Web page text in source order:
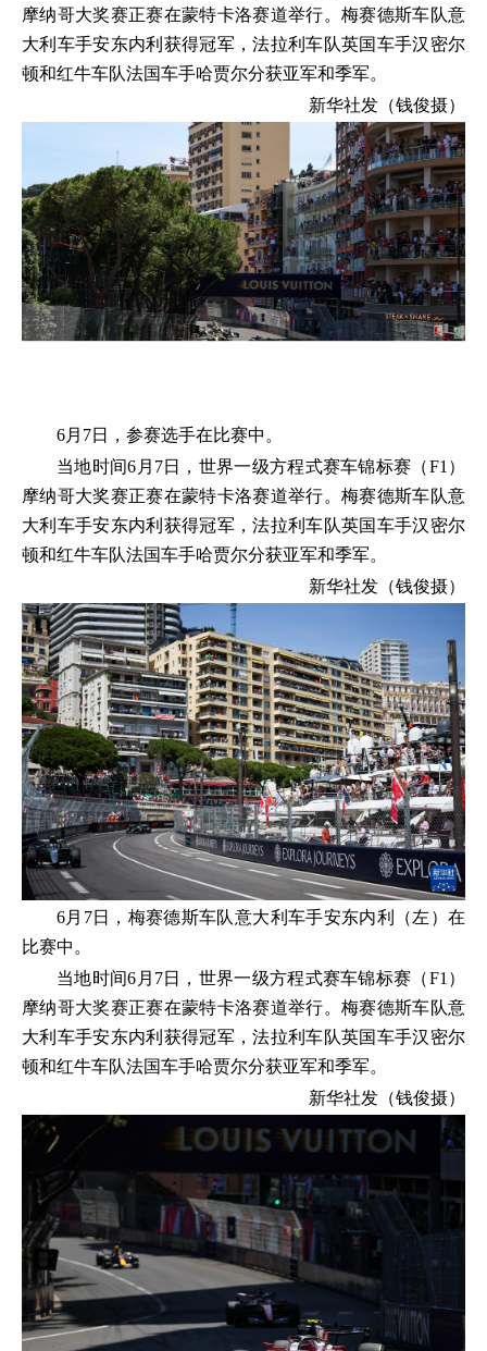
摩纳哥大奖赛正赛在蒙特卡洛赛道举行。梅赛德斯车队意
大利车手安东内利获得冠军，法拉利车队英国车手汉密尔
顿和红牛车队法国车手哈贾尔分获亚军和季军。
新华社发（钱俊摄）
6月7日，参赛选手在比赛中。
当地时间6月7日，世界一级方程式赛车锦标赛（F1）
摩纳哥大奖赛正赛在蒙特卡洛赛道举行。梅赛德斯车队意
大利车手安东内利获得冠军，法拉利车队英国车手汉密尔
顿和红牛车队法国车手哈贾尔分获亚军和季军。
新华社发（钱俊摄）
6月7日，梅赛德斯车队意大利车手安东内利（左）在
比赛中。
当地时间6月7日，世界一级方程式赛车锦标赛（F1）
摩纳哥大奖赛正赛在蒙特卡洛赛道举行。梅赛德斯车队意
大利车手安东内利获得冠军，法拉利车队英国车手汉密尔
顿和红牛车队法国车手哈贾尔分获亚军和季军。
新华社发（钱俊摄）